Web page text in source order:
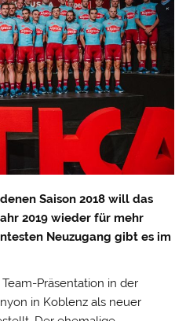
Saison 2018 will das
2019 wieder für mehr
Neuzugang gibt es im
Präsentation in der
in Koblenz als neuer